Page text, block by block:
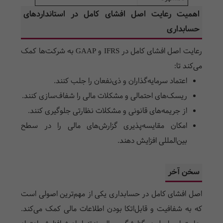
مستهلک
می‌شوند
اهمیت رعایت اصل افشای کامل در استانداردهای
حسابداری
رعایت اصل افشای کامل درIFRS و GAAPبه شرکت‌ها کمک
می‌کند تا:
اعتماد سرمایه‌گذاران و ذی‌نفعان را جلب کنند.
ریسک‌های احتمالی و مشکلات مالی را شفاف‌سازی کنند.
از جریمه‌های قانونی و مشکلات نظارتی جلوگیری کنند.
امکان مقایسه‌پذیری گزارش‌های مالی را در سطح
بین‌المللی افزایش دهند.
سخن آخر
اصل افشای کامل در حسابداری یکی از مهم‌ترین اصولی است
که به شفافیت و قابل‌اتکا بودن اطلاعات مالی کمک می‌کند.